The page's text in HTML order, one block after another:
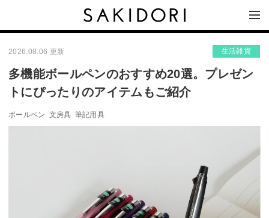
2026.08.06 更新 生活雑貨
多機能ボールペンのおすすめ20選。プレゼン
トにぴったりのアイテムもご紹介
ボールペン 文房具 筆記用具